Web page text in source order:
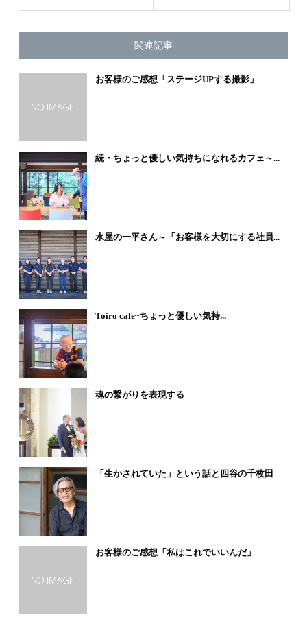
関連記事
お客様のご感想「ステージUPする撮影」
続・ちょっと優しい気持ちになれるカフェ～...
水屋の一平さん～「お客様を大切にする社員...
Toiro cafe~ちょっと優しい気持...
魂の繋がりを表現する
「生かされていた」という話と四谷の千枚田
お客様のご感想「私はこれでいいんだ」